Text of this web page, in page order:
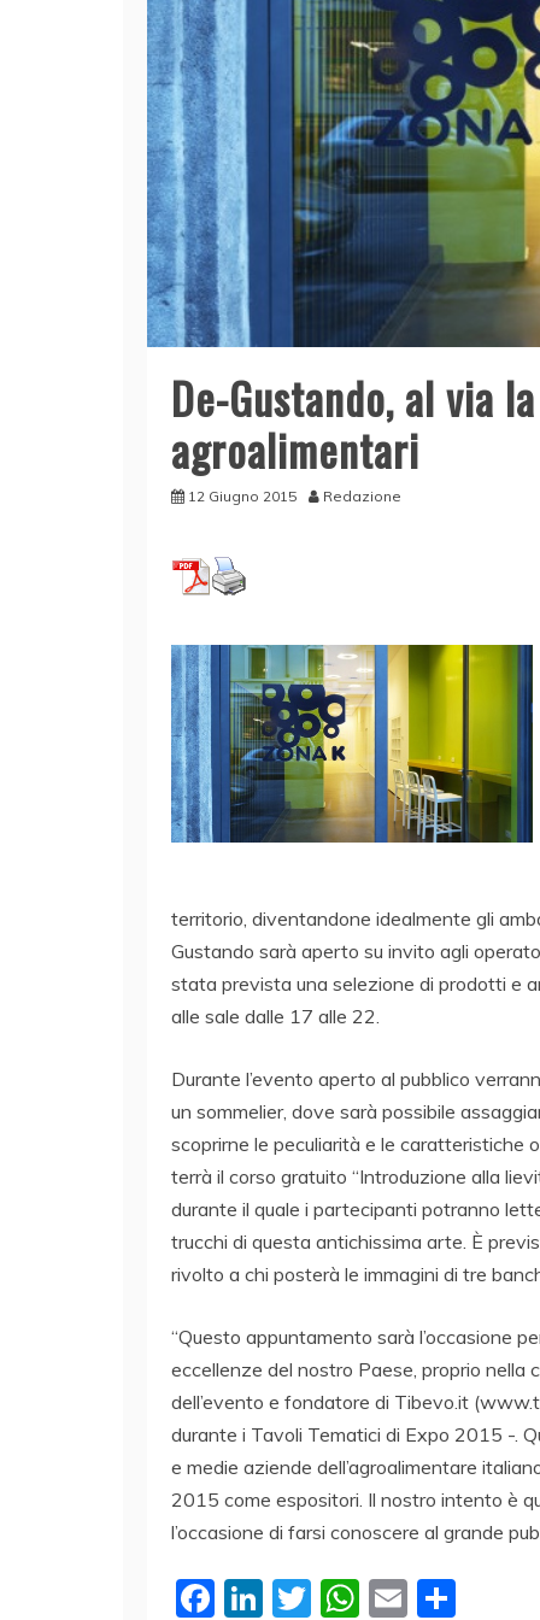
De-Gustando, al via
agroalimentari
12 Giugno 2015 Redazione
territorio, diventandone idealmente gli
Gustando sarà aperto su invito agli
stata prevista una selezione di prodotti e
alle sale dalle 17 alle 22.
Durante l’evento aperto al pubblico
un sommelier, dove sarà possibile
scoprirne le peculiarità e le caratteristiche
terrà il corso gratuito “Introduzione alla
durante il quale i partecipanti potranno
trucchi di questa antichissima arte. È
rivolto a chi posterà le immagini di tre
“Questo appuntamento sarà l’occasione
eccellenze del nostro Paese, proprio
dell’evento e fondatore di Tibevo.it
durante i Tavoli Tematici di Expo 2015 -.
e medie aziende dell’agroalimentare
2015 come espositori. Il nostro intento è
l’occasione di farsi conoscere al grande
F
Li T
W E